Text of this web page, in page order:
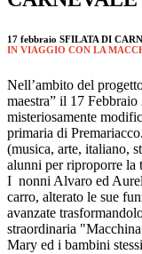
17 febbraio SFILATA DI
IN VIAGGIO CON LA
Nell’ambito del
maestra” il 17 Febbraio
misteriosamente
primaria di
(musica, arte, italiano,
alunni per riproporre la
I nonni Alvaro ed
carro, alterato le sue
avanzate
straordinaria
Mary ed i bambini